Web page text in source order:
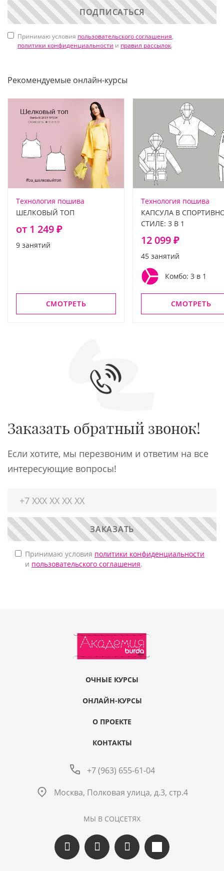
ПОДПИСАТЬСЯ
Принимаю условия пользовательского соглашения,
политики конфиденциальности и правил рассылок.
Рекомендуемые онлайн-курсы
Технология пошива
ШЕЛКОВЫЙ ТОП
от 1 249 ₽
9 занятий
СМОТРЕТЬ
Технология пошива
КАПСУЛА В
СТИЛЕ: 3 В 1
12 099 ₽
45 занятий
Комбо: 3 в 1
СМОТРЕТЬ
Заказать обратный звонок!
Если хотите, мы перезвоним и ответим на все
интересующие вопросы!
ЗАКАЗАТЬ
Принимаю условия политики конфиденциальности
и пользовательского соглашения.
ОЧНЫЕ КУРСЫ
ОНЛАЙН-КУРСЫ
О ПРОЕКТЕ
КОНТАКТЫ
+7 (963) 655-61-04
Москва, Полковая улица, д.3, стр.4
МЫ В СОЦСЕТЯХ